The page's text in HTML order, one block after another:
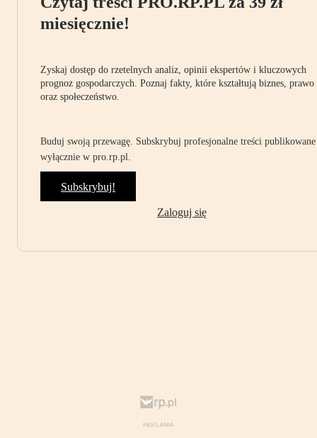
miesięcznie!
Zyskaj dostęp do rzetelnych analiz, opinii ekspertów i kluczowych
prognoz gospodarczych. Poznaj fakty, które kształtują biznes, prawo
oraz społeczeństwo.
Buduj swoją przewagę. Subskrybuj profesjonalne treści publikowane
wyłącznie w pro.rp.pl.
Subskrybuj!
Zaloguj się